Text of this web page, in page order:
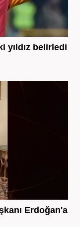
yıldız belirledi
Erdoğan'a